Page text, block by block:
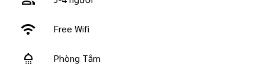
wifi Free Wifi
shower Phòng Tắm